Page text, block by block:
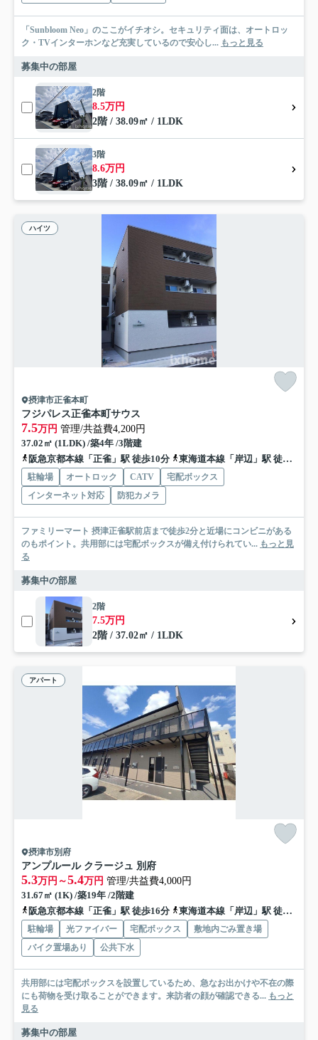
「Sunbloom Neo」のここがイチオシ。セキュリティ面は、オートロッ
ク・TVインターホンなど充実しているので安心し... もっと見る
募集中の部屋
2階
8.5万円
2階 / 38.09㎡ / 1LDK
3階
8.6万円
3階 / 38.09㎡ / 1LDK
ハイツ
摂津市正雀本町
フジパレス正雀本町サウス
7.5万円 管理/共益費4,200円
37.02㎡ (1LDK) /築4年 /3階建
阪急京都本線「正雀」駅 徒歩10分
東海道本線「岸辺」駅 徒歩10分
駐輪場 オートロック CATV
宅配ボックス
インターネット対応
防犯カメラ
ファミリーマート 摂津正雀駅前店まで徒歩2分と近場にコンビニがある
のもポイント。共用部には宅配ボックスが備え付けられてい... もっと見
る
募集中の部屋
2階
7.5万円
2階 / 37.02㎡ / 1LDK
アパート
摂津市別府
アンプルール クラージュ 別府
5.3万円～5.4万円 管理/共益費4,000円
31.67㎡ (1K) /築19年 /2階建
阪急京都本線「正雀」駅 徒歩16分
東海道本線「岸辺」駅 徒歩25分
駐輪場 光ファイバー 宅配ボックス
敷地内ごみ置き場
バイク置場あり
公共下水
共用部には宅配ボックスを設置しているため、急なお出かけや不在の際
にも荷物を受け取ることができます。来訪者の顔が確認できる... もっと
見る
募集中の部屋